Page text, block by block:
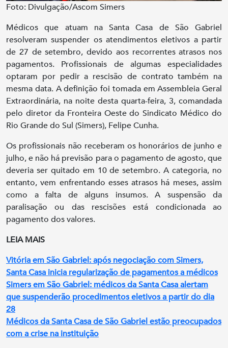
Foto: Divulgação/Ascom Simers
Médicos que atuam na Santa Casa de São Gabriel
resolveram suspender os atendimentos eletivos a partir
de 27 de setembro, devido aos recorrentes atrasos nos
pagamentos. Profissionais de algumas especialidades
optaram por pedir a rescisão de contrato também na
mesma data. A definição foi tomada em Assembleia Geral
Extraordinária, na noite desta quarta-feira, 3, comandada
pelo diretor da Fronteira Oeste do Sindicato Médico do
Rio Grande do Sul (Simers), Felipe Cunha.
Os profissionais não receberam os honorários de junho e
julho, e não há previsão para o pagamento de agosto, que
deveria ser quitado em 10 de setembro. A categoria, no
entanto, vem enfrentando esses atrasos há meses, assim
como a falta de alguns insumos. A suspensão da
paralisação ou das rescisões está condicionada ao
pagamento dos valores.
LEIA MAIS
Vitória em São Gabriel: após negociação com Simers,
Santa Casa inicia regularização de pagamentos a médicos
Simers em São Gabriel: médicos da Santa Casa alertam
que suspenderão procedimentos eletivos a partir do dia
28
Médicos da Santa Casa de São Gabriel estão preocupados
com a crise na instituição